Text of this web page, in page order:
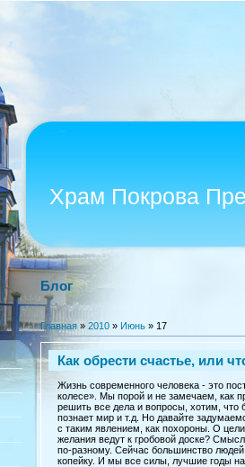
Храм Покрова
Блог
Главная » 2010 » Июнь » 17
Как обрести счастье, или
Жизнь современного человека - это
колесе». Мы порой и не замечаем, как
решить все дела и вопросы, хотим, что
познает мир и т.д. Но давайте
с таким явлением, как похороны. О
желания ведут к гробовой доске?
по-разному. Сейчас большинство
копейку. И мы все силы, лучшие годы